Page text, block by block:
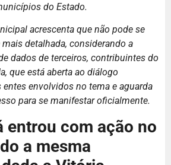
do Estado.
acrescenta que não pode se
detalhada, considerando a
dados de terceiros, contribuintes do
que está aberta ao diálogo
envolvidos no tema e aguarda
para se manifestar oficialmente.
entrou com ação no
a mesma